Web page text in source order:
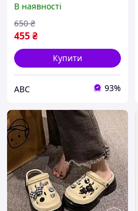
пляжу та прогулянок
В наявності
455₴
650 ₴
Купити
ABC 93%